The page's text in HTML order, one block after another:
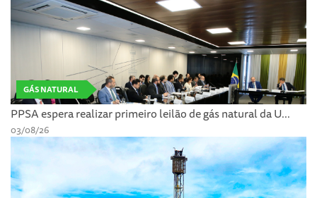
GÁS NATURAL
PPSA espera realizar primeiro leilão de gás natural da U...
03/08/26